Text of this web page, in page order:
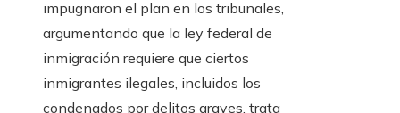
impugnaron el plan en los tribunales,
argumentando que la ley federal de
inmigración requiere que ciertos
inmigrantes ilegales, incluidos los
condenados por delitos graves, trata